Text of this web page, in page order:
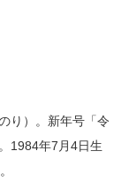
り）。新年号「令
1984年7月4日生